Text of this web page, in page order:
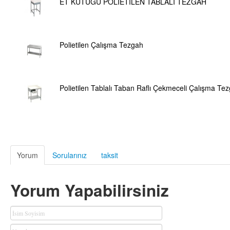
Polietilen Çalışma Tezgah
Polietilen Tablalı Taban Raflı Çekmeceli Çalışma
Yorum Sorularınız taksit
Yorum Yapabilirsiniz